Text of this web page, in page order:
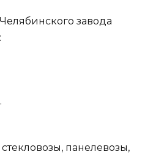
завода
панелевозы,